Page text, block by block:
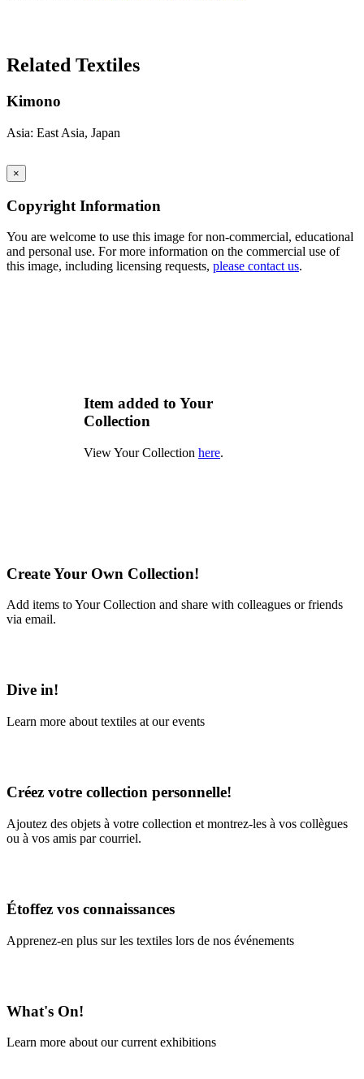
Related Textiles
Kimono
Asia: East Asia, Japan
×
Copyright Information
You are welcome to use this image for non-commercial, educational
and personal use. For more information on the commercial use of
this image, including licensing requests, please contact us.
Item added to Your
Collection
View Your Collection here.
Create Your Own Collection!
Add items to Your Collection and share with colleagues or friends
via email.
Dive in!
Learn more about textiles at our events
Créez votre collection personnelle!
Ajoutez des objets à votre collection et montrez-les à vos collègues
ou à vos amis par courriel.
Étoffez vos connaissances
Apprenez-en plus sur les textiles lors de nos événements
What's On!
Learn more about our current exhibitions